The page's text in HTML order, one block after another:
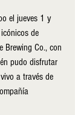
el jueves 1 y
de
Brewing Co., con
pudo disfrutar
a través de